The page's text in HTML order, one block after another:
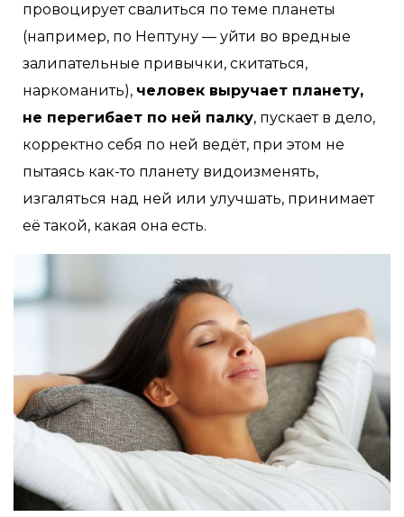
провоцирует свалиться по теме планеты
(например, по Нептуну — уйти во вредные
залипательные привычки, скитаться,
наркоманить), человек выручает планету,
не перегибает по ней палку, пускает в дело,
корректно себя по ней ведёт, при этом не
пытаясь как-то планету видоизменять,
изгаляться над ней или улучшать, принимает
её такой, какая она есть.